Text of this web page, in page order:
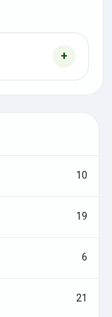
10
19
6
21